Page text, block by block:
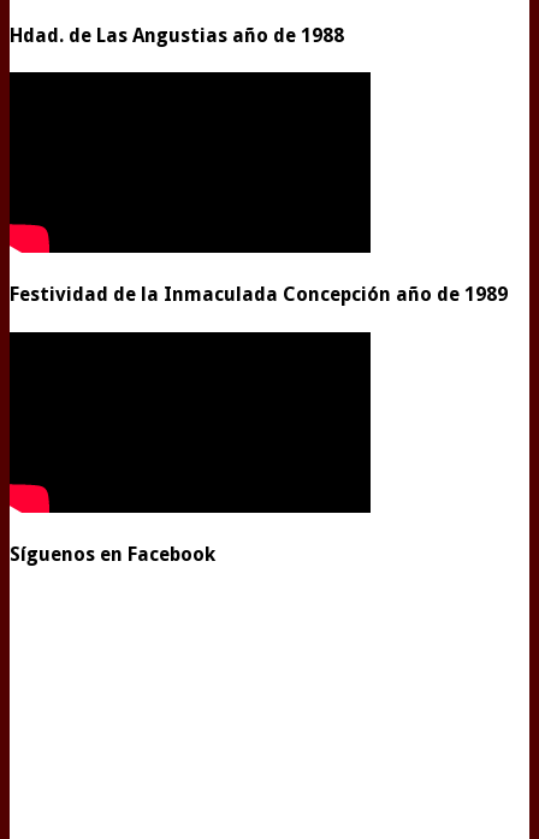
Hdad. de Las Angustias año de 1988
Festividad de la Inmaculada Concepción año de 1989
Síguenos en Facebook